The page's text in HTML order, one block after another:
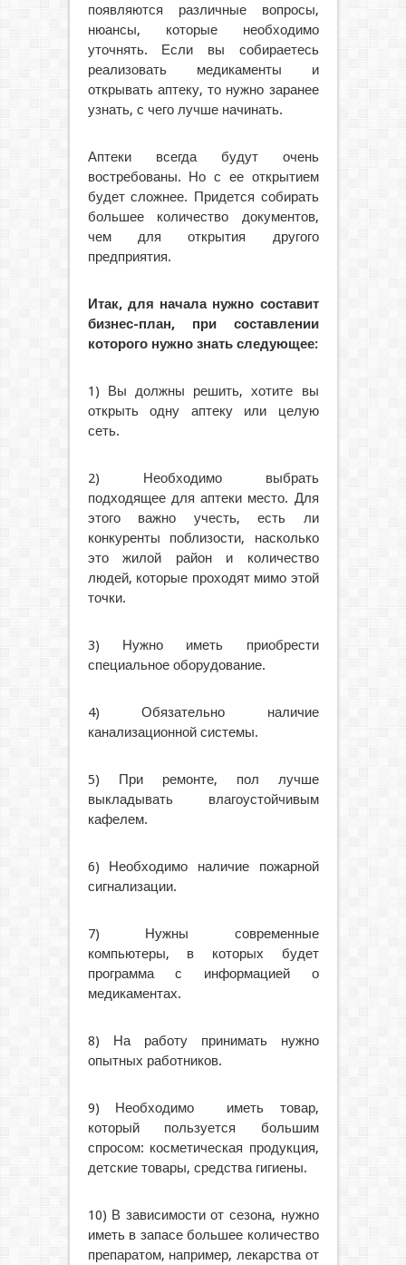
появляются различные вопросы,
нюансы, которые необходимо
уточнять. Если вы собираетесь
реализовать медикаменты и
открывать аптеку, то нужно заранее
узнать, с чего лучше начинать.
Аптеки всегда будут очень
востребованы. Но с ее открытием
будет сложнее. Придется собирать
большее количество документов,
чем для открытия другого
предприятия.
Итак, для начала нужно составит
бизнес-план, при составлении
которого нужно знать следующее:
1) Вы должны решить, хотите вы
открыть одну аптеку или целую
сеть.
2) Необходимо выбрать
подходящее для аптеки место. Для
этого важно учесть, есть ли
конкуренты поблизости, насколько
это жилой район и количество
людей, которые проходят мимо этой
точки.
3) Нужно иметь приобрести
специальное оборудование.
4) Обязательно наличие
канализационной системы.
5) При ремонте, пол лучше
выкладывать влагоустойчивым
кафелем.
6) Необходимо наличие пожарной
сигнализации.
7) Нужны современные
компьютеры, в которых будет
программа с информацией о
медикаментах.
8) На работу принимать нужно
опытных работников.
9) Необходимо иметь товар,
который пользуется большим
спросом: косметическая продукция,
детские товары, средства гигиены.
10) В зависимости от сезона, нужно
иметь в запасе большее количество
препаратом, например, лекарства от